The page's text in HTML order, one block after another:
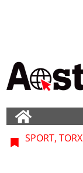
SPORT, TORX